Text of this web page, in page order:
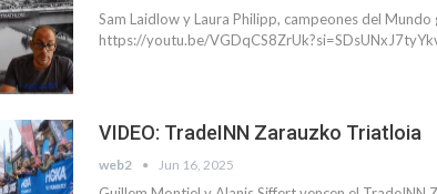
Sam Laidlow y Laura Philipp, campeones del Mundo
https://youtu.be/
VIDEO: TradeINN Zarauzko Triatloia
web2 Jun 16, 2025